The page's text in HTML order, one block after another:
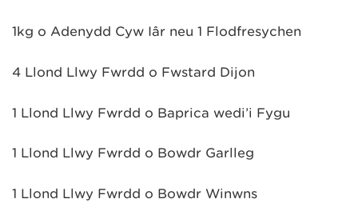
1kg o Adenydd Cyw Iâr neu 1 Flodfresychen
4 Llond Llwy Fwrdd o Fwstard Dijon
1 Llond Llwy Fwrdd o Baprica wedi’i Fygu
1 Llond Llwy Fwrdd o Bowdr Garlleg
1 Llond Llwy Fwrdd o Bowdr Winwns